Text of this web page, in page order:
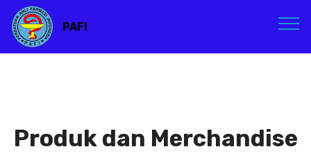
PAFI
Produk dan Merchandise